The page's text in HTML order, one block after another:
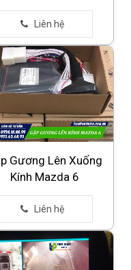
Gương Lên Xuống
Kính Mazda 6